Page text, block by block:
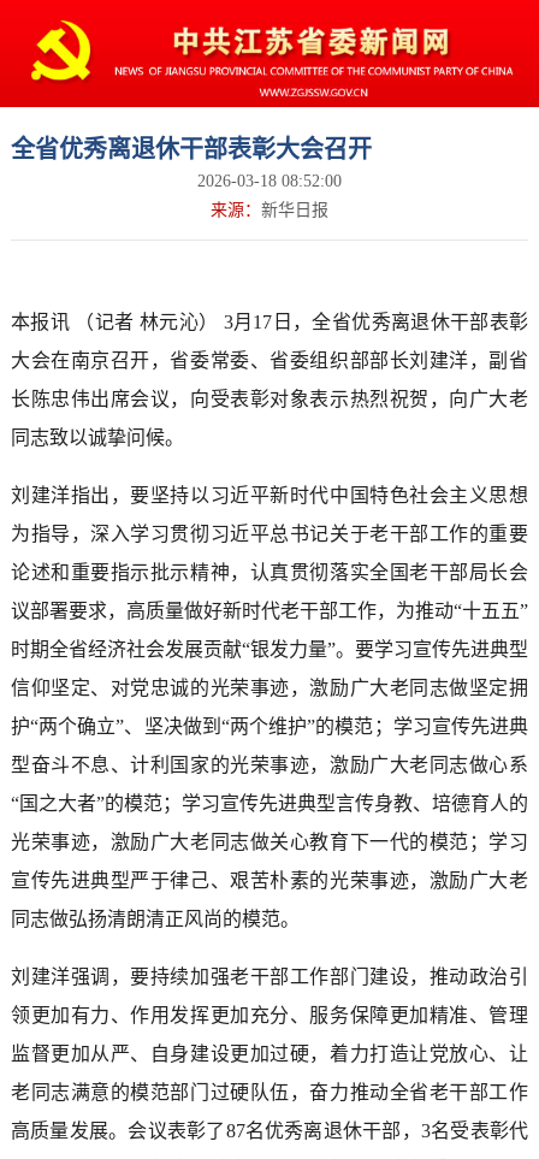
全省优秀离退休干部表彰大会召开
2026-03-18 08:52:00
来源： 新华日报
本报讯 （记者 林元沁） 3月17日，全省优秀离退休干部表彰
大会在南京召开，省委常委、省委组织部部长刘建洋，副省
长陈忠伟出席会议，向受表彰对象表示热烈祝贺，向广大老
同志致以诚挚问候。
刘建洋指出，要坚持以习近平新时代中国特色社会主义思想
为指导，深入学习贯彻习近平总书记关于老干部工作的重要
论述和重要指示批示精神，认真贯彻落实全国老干部局长会
议部署要求，高质量做好新时代老干部工作，为推动“十五五”
时期全省经济社会发展贡献“银发力量”。要学习宣传先进典型
信仰坚定、对党忠诚的光荣事迹，激励广大老同志做坚定拥
护“两个确立”、坚决做到“两个维护”的模范；学习宣传先进典
型奋斗不息、计利国家的光荣事迹，激励广大老同志做心系
“国之大者”的模范；学习宣传先进典型言传身教、培德育人的
光荣事迹，激励广大老同志做关心教育下一代的模范；学习
宣传先进典型严于律己、艰苦朴素的光荣事迹，激励广大老
同志做弘扬清朗清正风尚的模范。
刘建洋强调，要持续加强老干部工作部门建设，推动政治引
领更加有力、作用发挥更加充分、服务保障更加精准、管理
监督更加从严、自身建设更加过硬，着力打造让党放心、让
老同志满意的模范部门过硬队伍，奋力推动全省老干部工作
高质量发展。会议表彰了87名优秀离退休干部，3名受表彰代